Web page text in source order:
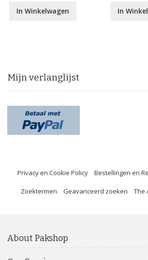
In Winkelwagen In
Mijn verlanglijst
Privacy en Cookie Policy Bestellingen en
Zoektermen Geavanceerd zoeken The
About Pakshop